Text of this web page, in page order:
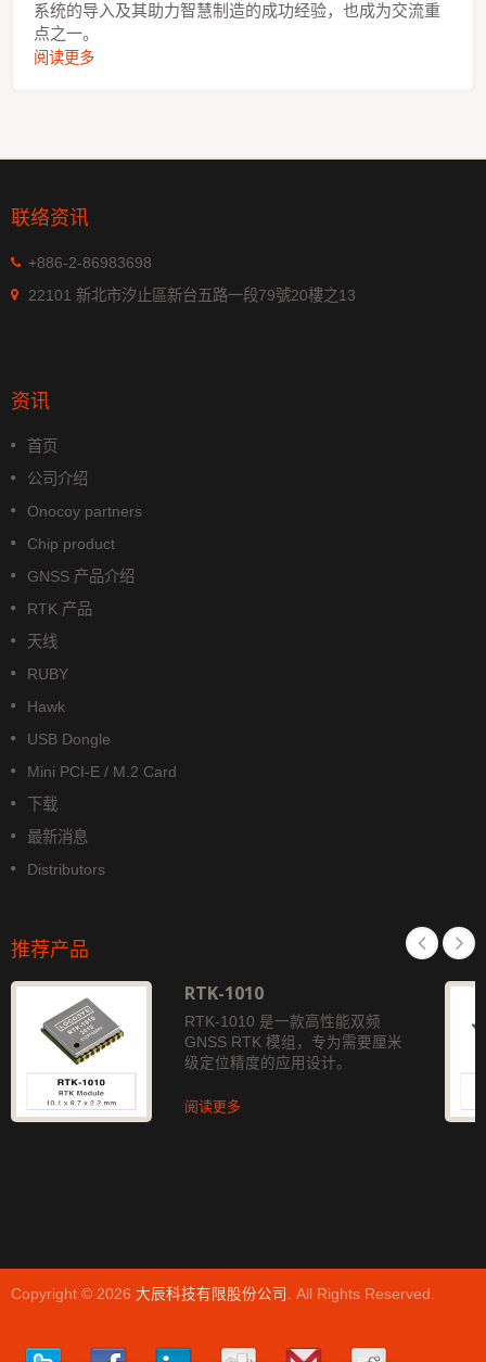
系统的导入及其助力智慧制造的成功经验，也成为交流重
点之一。
阅读更多
联络资讯
+886-2-86983698
22101 新北市汐止區新台五路一段79號20樓之13
资讯
首页
公司介绍
Onocoy partners
Chip product
GNSS 产品介绍
RTK 产品
天线
RUBY
Hawk
USB Dongle
Mini PCI-E / M.2 Card
下载
最新消息
Distributors
推荐产品
RTK-1010
RTK-1010 是一款高性能双频
GNSS RTK 模组，专为需要厘米
级定位精度的应用设计。
阅读更多
Copyright © 2026 大辰科技有限股份公司 . All Rights Reserved.